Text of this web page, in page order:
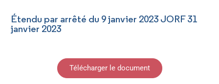
Étendu par arrêté du 9 janvier 2023 JORF 31
janvier 2023
Télécharger le document